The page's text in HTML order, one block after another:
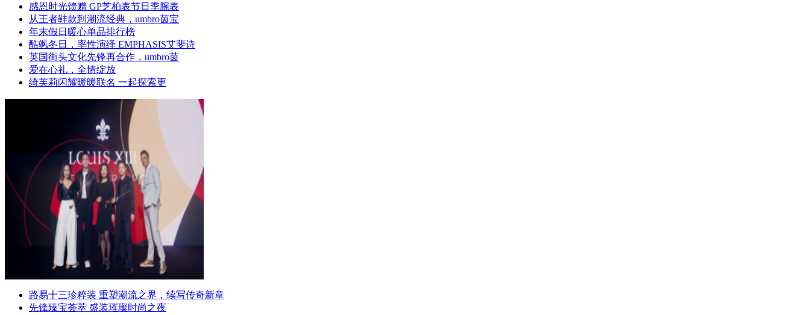
感恩时光馈赠 GP芝柏表节日季腕表
从王者鞋款到潮流经典，umbro茵宝
年末假日暖心单品排行榜
酷飒冬日，率性演绎 EMPHASIS艾斐诗
英国街头文化先锋再合作，umbro茵
爱在心礼，全情绽放
绮芙莉闪耀暖暖联名 一起探索更
路易十三珍粹装 重塑潮流之界，续写传奇新章
先锋臻宝荟萃 盛装璀璨时尚之夜